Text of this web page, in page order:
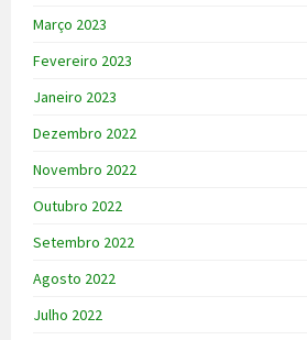
Março 2023
Fevereiro 2023
Janeiro 2023
Dezembro 2022
Novembro 2022
Outubro 2022
Setembro 2022
Agosto 2022
Julho 2022